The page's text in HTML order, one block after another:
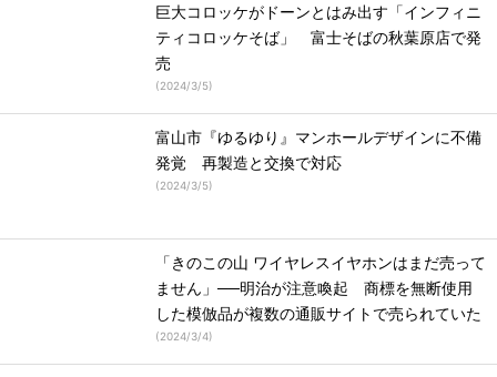
巨大コロッケがドーンとはみ出す「インフィニ
ティコロッケそば」 富士そばの秋葉原店で発
売
(2024/3/5)
富山市『ゆるゆり』マンホールデザインに不備
発覚 再製造と交換で対応
(2024/3/5)
「きのこの山 ワイヤレスイヤホンはまだ売って
ません」──明治が注意喚起 商標を無断使用
した模倣品が複数の通販サイトで売られていた
(2024/3/4)